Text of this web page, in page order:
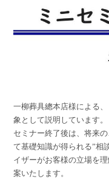
一柳葬具總本店様による
象として説明しています。
セミナー終了後は、将来
て基礎知識が得られる”相
イザーがお客様の立場を
案いたします。